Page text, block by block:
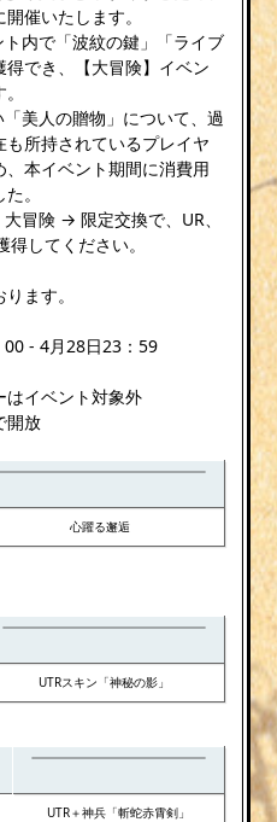
催いたします。
内で「波紋の鍵」「ライブ
でき、【大冒険】イベン
美人の贈物」について、過
所持されているプレイヤ
本イベント期間に消費用
。
冒険 → 限定交換で、UR、
得してください。
ます。
- 4月28日23：59
イベント対象外
開放
心躍る邂逅
UTRスキン「神秘の影」
UTR＋神兵「斬蛇赤霄剣」